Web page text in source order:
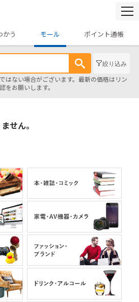
かう モール ポイント通帳
絞り込み
はない場合がございます。最新の価格はリン
をお願いします。
せん。